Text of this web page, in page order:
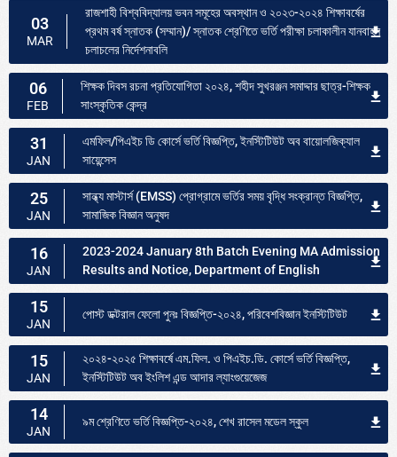
03
MAR
রাজশাহী বিশ্ববিদ্যালয় ভবন সমূহের অবস্থান ও ২০২৩-২০২৪ শিক্ষাবর্ষের
প্রথম বর্ষ স্নাতক (সম্মান)/ স্নাতক শ্রেণিতে ভর্তি পরীক্ষা চলাকালীন যানবাহন
চলাচলের নির্দেশনাবলি
06
FEB
শিক্ষক দিবস রচনা প্রতিযোগিতা ২০২৪, শহীদ সুখরঞ্জন সমাদ্দার ছাত্র-শিক্ষক
সাংস্কৃতিক কেন্দ্র
31
JAN
এমফিল/পিএইচ ডি কোর্সে ভর্তি বিজ্ঞপ্তি, ইনস্টিটিউট অব বায়োলজিক্যাল
সায়েন্সেস
25
JAN
সান্ধ্য মাস্টার্স (EMSS) প্রোগ্রামে ভর্তির সময় বৃদ্ধি সংক্রান্ত বিজ্ঞপ্তি,
সামাজিক বিজ্ঞান অনুষদ
16
JAN
2023-2024 January 8th Batch Evening MA Admission
Results and Notice, Department of English
15
JAN
পোস্ট ডক্টরাল ফেলো পুনঃ বিজ্ঞপ্তি-২০২৪, পরিবেশবিজ্ঞান ইনস্টিটিউট
15
JAN
২০২৪-২০২৫ শিক্ষাবর্ষে এম.ফিল. ও পিএইচ.ডি. কোর্সে ভর্তি বিজ্ঞপ্তি,
ইনস্টিটিউট অব ইংলিশ এন্ড আদার ল্যাংগুয়েজেজ
14
JAN
৯ম শ্রেণিতে ভর্তি বিজ্ঞপ্তি-২০২৪, শেখ রাসেল মডেল স্কুল